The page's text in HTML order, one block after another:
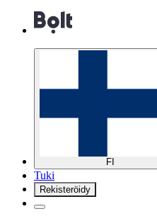
FI
Tuki
Rekisteröidy